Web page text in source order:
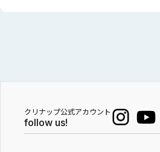
クリナップ公式アカウント
follow us!